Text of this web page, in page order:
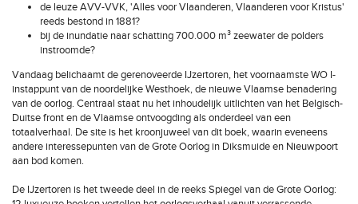
de leuze AVV-VVK, 'Alles voor Vlaanderen, Vlaanderen voor Kristus'
reeds bestond in 1881?
bij de inundatie naar schatting 700.000 m³ zeewater de polders
instroomde?
Vandaag belichaamt de gerenoveerde IJzertoren, het voornaamste WO I-
instappunt van de noordelijke Westhoek, de nieuwe Vlaamse benadering
van de oorlog. Centraal staat nu het inhoudelijk uitlichten van het Belgisch-
Duitse front en de Vlaamse ontvoogding als onderdeel van een
totaalverhaal. De site is het kroonjuweel van dit boek, waarin eveneens
andere interessepunten van de Grote Oorlog in Diksmuide en Nieuwpoort
aan bod komen.
De IJzertoren is het tweede deel in de reeks Spiegel van de Grote Oorlog: